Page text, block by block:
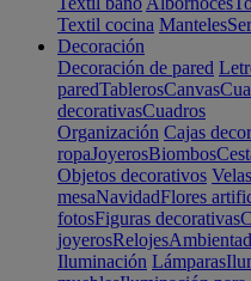
Textil cocina Manteles
Decoración
Decoración de pared
paredTablerosCanvas
decorativasCuadros
Organización Cajas
ropaJoyerosBiombos
Objetos decorativos Velas
mesaNavidadFlores
fotosFiguras decorativas
joyerosRelojes
Iluminación Lámparas